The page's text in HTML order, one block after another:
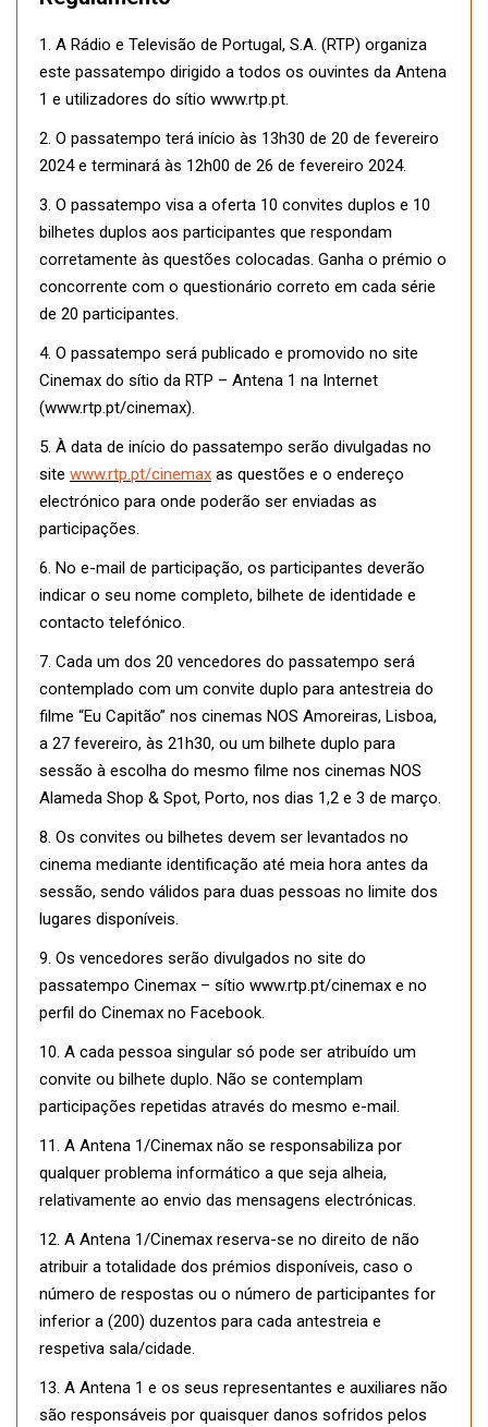
1. A Rádio e Televisão de Portugal, S.A. (RTP) organiza
este passatempo dirigido a todos os ouvintes da Antena
1 e utilizadores do sítio www.rtp.pt.
2. O passatempo terá início às 13h30 de 20 de fevereiro
2024 e terminará às 12h00 de 26 de fevereiro 2024.
3. O passatempo visa a oferta 10 convites duplos e 10
bilhetes duplos aos participantes que respondam
corretamente às questões colocadas. Ganha o prémio o
concorrente com o questionário correto em cada série
de 20 participantes.
4. O passatempo será publicado e promovido no site
Cinemax do sítio da RTP – Antena 1 na Internet
(www.rtp.pt/cinemax).
5. À data de início do passatempo serão divulgadas no
site www.rtp.pt/cinemax as questões e o endereço
electrónico para onde poderão ser enviadas as
participações.
6. No e-mail de participação, os participantes deverão
indicar o seu nome completo, bilhete de identidade e
contacto telefónico.
7. Cada um dos 20 vencedores do passatempo será
contemplado com um convite duplo para antestreia do
filme “Eu Capitão” nos cinemas NOS Amoreiras, Lisboa,
a 27 fevereiro, às 21h30, ou um bilhete duplo para
sessão à escolha do mesmo filme nos cinemas NOS
Alameda Shop & Spot, Porto, nos dias 1,2 e 3 de março.
8. Os convites ou bilhetes devem ser levantados no
cinema mediante identificação até meia hora antes da
sessão, sendo válidos para duas pessoas no limite dos
lugares disponíveis.
9. Os vencedores serão divulgados no site do
passatempo Cinemax – sítio www.rtp.pt/cinemax e no
perfil do Cinemax no Facebook.
10. A cada pessoa singular só pode ser atribuído um
convite ou bilhete duplo. Não se contemplam
participações repetidas através do mesmo e-mail.
11. A Antena 1/Cinemax não se responsabiliza por
qualquer problema informático a que seja alheia,
relativamente ao envio das mensagens electrónicas.
12. A Antena 1/Cinemax reserva-se no direito de não
atribuir a totalidade dos prémios disponíveis, caso o
número de respostas ou o número de participantes for
inferior a (200) duzentos para cada antestreia e
respetiva sala/cidade.
13. A Antena 1 e os seus representantes e auxiliares não
são responsáveis por quaisquer danos sofridos pelos